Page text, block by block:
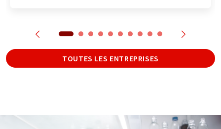
TOUTES LES ENTREPRISES